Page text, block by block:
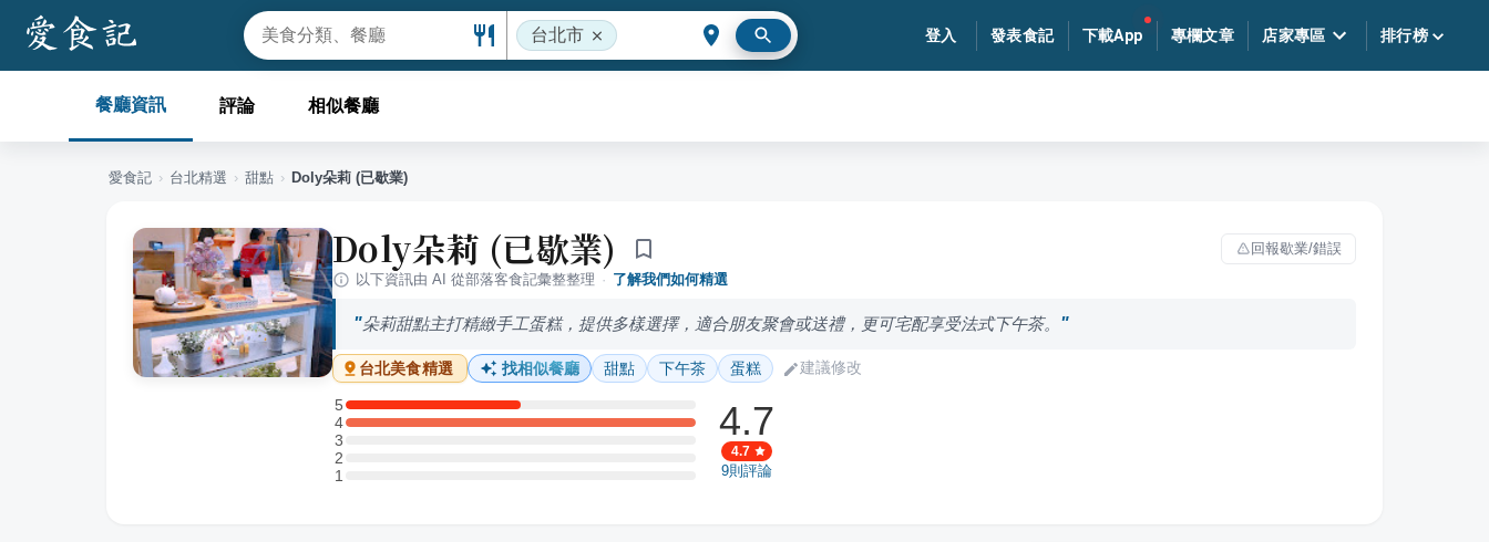
台北市 登入 發表食記 下載App 專欄文章 店家專區 排行榜
餐廳資訊 評論 相似餐廳
愛食記 › 台北精選 › 甜點 › Doly朵莉 (已歇業)
Doly朵莉 (已歇業)
回報歇業/錯誤
以下資訊由 AI 從部落客食記彙整整理 · 了解我們如何精選
朵莉甜點主打精緻手工蛋糕，提供多樣選擇，適合朋友聚會或送禮，更可宅配享受法式下午茶。
台北美食精選 找相似餐廳 甜點 下午茶 蛋糕 建議修改
5
5 星：1 則評論
4
4 星：2 則評論
3
3 星：0 則評論
2
2 星：0 則評論
11 星：0 則評論
4.7
4.7
9則評論